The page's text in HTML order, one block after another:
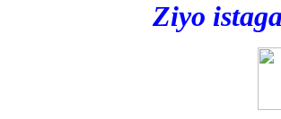
Ziyo